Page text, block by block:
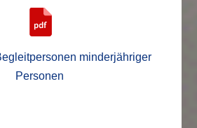
minderjähriger
Personen